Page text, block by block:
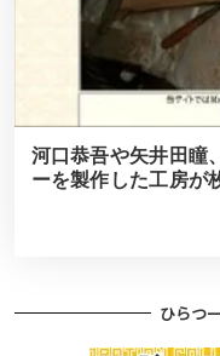
河口恭吾や矢井田瞳
ーを製作した工房が
ひらつ